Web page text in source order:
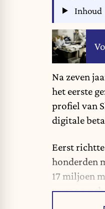
Inhoud
Na zeven
het eerste
profiel van
digitale
Eerst
honderden
17 miljoen